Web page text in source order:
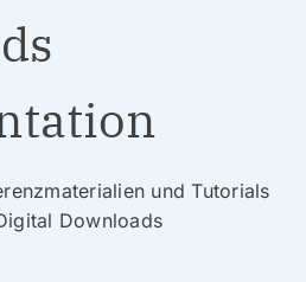
und Tutorials
Downloads